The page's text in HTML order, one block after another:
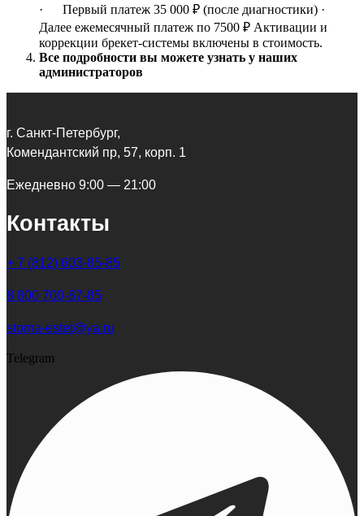
· Первый платеж 35 000 ₽ (после диагностики) ·
Далее ежемесячный платеж по 7500 ₽ Активации и
коррекции брекет-системы включены в стоимость.
Все подробности вы можете узнать у наших
администраторов
г. Санкт-Петербург,
Комендантский пр, 57, корп. 1
Ежедневно 9:00 — 21:00
Контакты
+ 7 (812) 603-85-85
8 800 700-87-85
stoma-estet@ya.ru
Telegram